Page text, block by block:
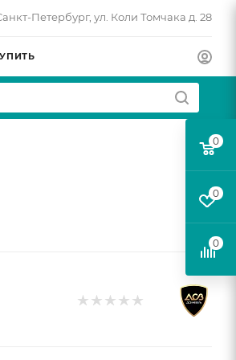
Петербург, ул. Коли Томчака д. 28
0
0
0